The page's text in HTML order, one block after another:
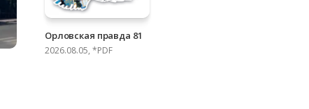
Орловская правда 81
2026.08.05, *PDF